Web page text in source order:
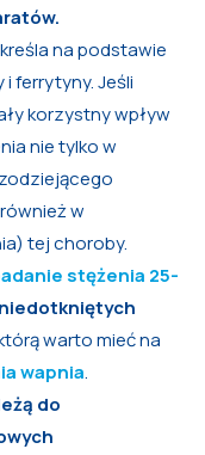
na podstawie
ferrytyny. Jeśli
korzystny wpływ
nie tylko w
w
tej choroby.
stężenia 25-
warto mieć na
wapnia.
do